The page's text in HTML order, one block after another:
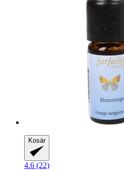
Kosár
4.6 (22)